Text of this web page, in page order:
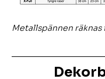
Metallspännen räknas